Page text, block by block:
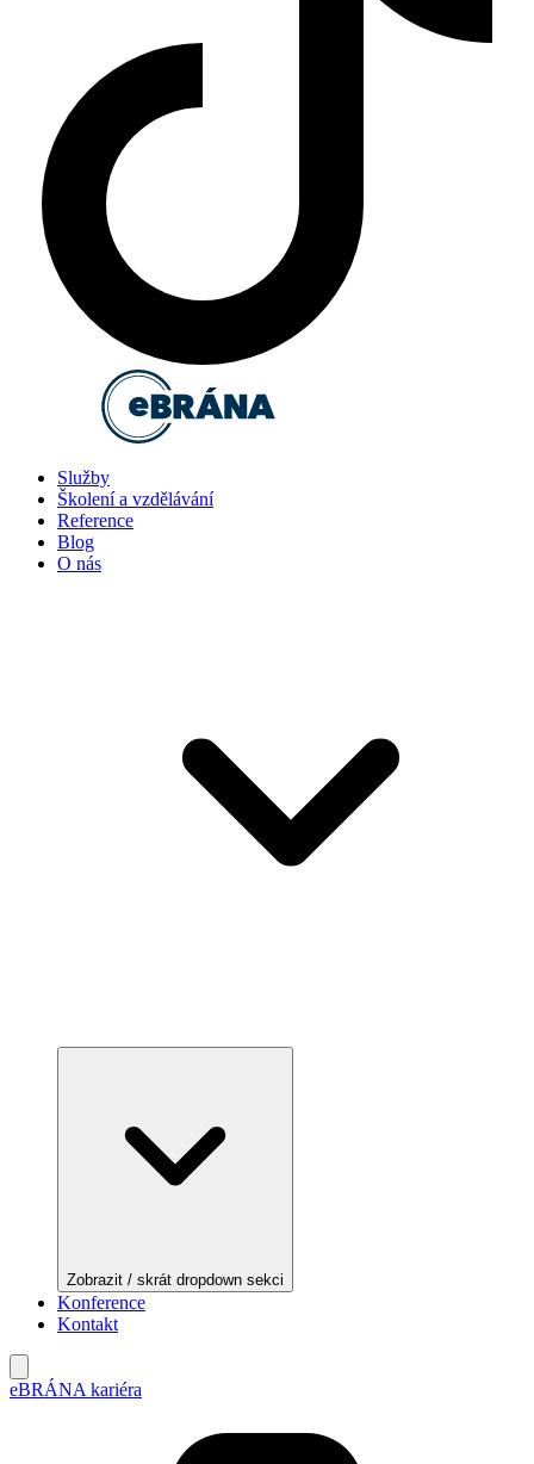
Služby
Školení a vzdělávání
Reference
Blog
O nás
Zobrazit / skrát dropdown sekci
Konference
Kontakt
eBRÁNA kariéra